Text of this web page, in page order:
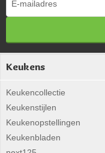
Keukens
Keukencollectie
Keukenstijlen
Keukenopstellingen
Keukenbladen